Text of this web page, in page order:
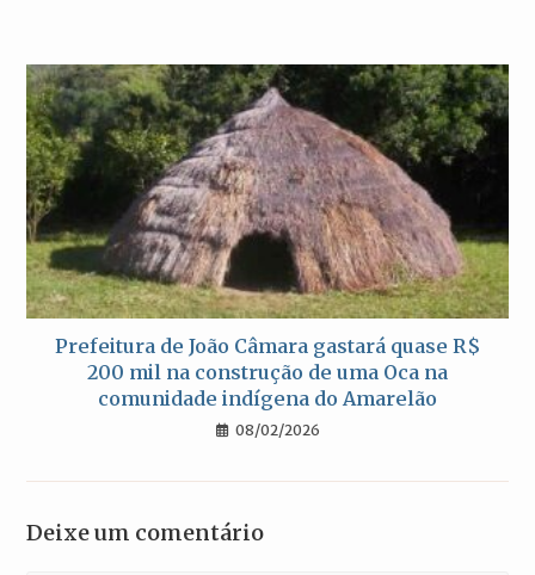
Prefeitura de João Câmara gastará quase R$
200 mil na construção de uma Oca na
comunidade indígena do Amarelão
08/02/2026
Deixe um comentário